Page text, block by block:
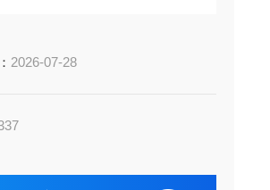
2026-07-28